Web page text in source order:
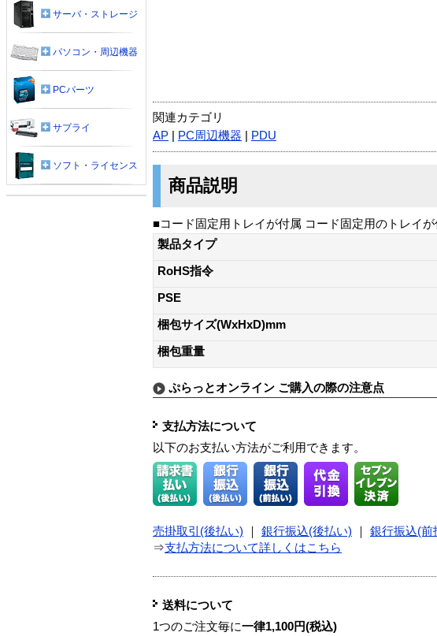
関連カテゴリ
AP
PC周辺機器 PDU
商品説明
■コード固定用トレイが付属 コード固定用のトレイ
製品タイプ
RoHS指令
PSE
梱包サイズ(WxHxD)mm
梱包重量
ぷらっとオンライン ご購入の際の注意点
支払方法について
以下のお支払い方法がご利用できます。
売掛取引(後払い) 銀行振込(後払い) 銀行振込(前
⇒支払方法について詳しくはこちら
送料について
1つのご注文毎に一律1,100円(税込)
サーバ・ストレージ
パソコン・周辺機器
PCパーツ
サプライ
ソフト・ライセンス